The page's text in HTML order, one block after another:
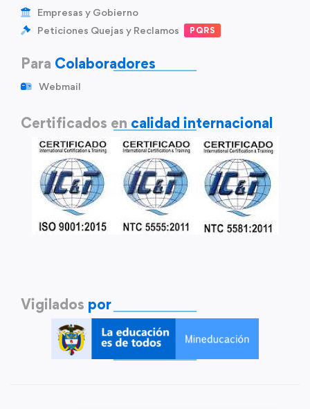
Empresas y Gobierno
Peticiones Quejas y Reclamos
PQRS
Para Colaboradores
Webmail
Certificados en calidad internacional
Vigilados por